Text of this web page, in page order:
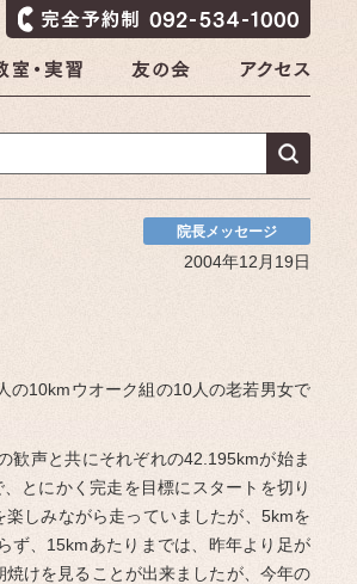
院長メッセージ
2004年12月19日
の10kmウオーク組の10人の老若男女で
歓声と共にそれぞれの42.195kmが始ま
とにかく完走を目標にスタートを切り
しみながら走っていましたが、5kmを
ず、15kmあたりまでは、昨年より足が
けを見ることが出来ましたが、今年の